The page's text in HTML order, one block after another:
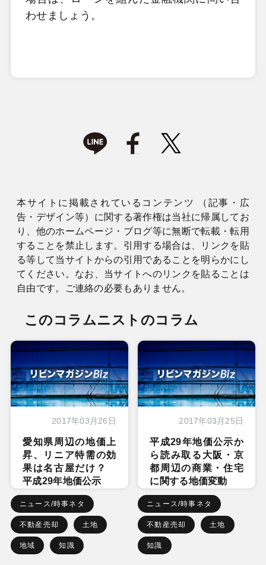
わせましょう。
本サイトに掲載されているコンテンツ （記事・広
告・デザイン等）に関する著作権は当社に帰属してお
り、他のホームページ・ブログ等に無断で転載・転用
することを禁止します。引用する場合は、リンクを貼
る等して当サイトからの引用であることを明らかにし
てください。なお、当サイトへのリンクを貼ることは
自由です。ご連絡の必要もありません。
このコラムニストのコラム
2017年03月26日
愛知県周辺の地価上
昇、リニア特需の効
果は名古屋だけ？
平成29年地価公示
ニュース/時事ネタ
不動産売却 土地
地域 知識
2017年03月25日
平成29年地価公示か
ら読み取る大阪・京
都周辺の商業・住宅
に関する地価変動
ニュース/時事ネタ
不動産売却 土地
知識